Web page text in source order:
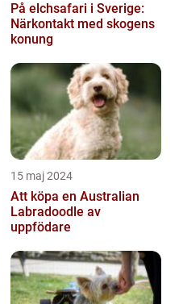
På elchsafari i Sverige:
Närkontakt med skogens
konung
15 maj 2024
Att köpa en Australian
Labradoodle av
uppfödare